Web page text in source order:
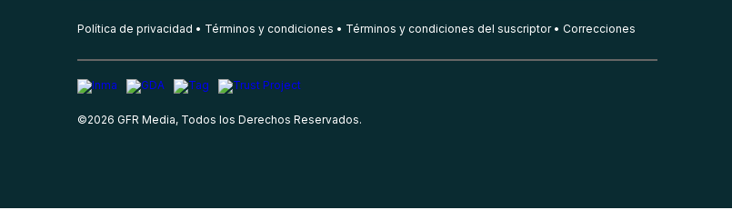
Política de privacidad Términos y condiciones Términos y condiciones del suscriptor Correcciones
©2026 GFR Media, Todos los Derechos Reservados.